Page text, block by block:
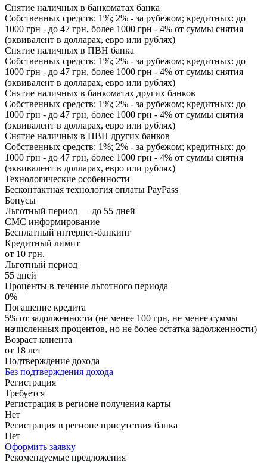
Снятие наличных в банкоматах банка
Собственных средств: 1%; 2% - за рубежом; кредитных: до
1000 грн - до 47 грн, более 1000 грн - 4% от суммы снятия
(эквивалент в долларах, евро или рублях)
Снятие наличных в ПВН банка
Собственных средств: 1%; 2% - за рубежом; кредитных: до
1000 грн - до 47 грн, более 1000 грн - 4% от суммы снятия
(эквивалент в долларах, евро или рублях)
Снятие наличных в банкоматах других банков
Собственных средств: 1%; 2% - за рубежом; кредитных: до
1000 грн - до 47 грн, более 1000 грн - 4% от суммы снятия
(эквивалент в долларах, евро или рублях)
Снятие наличных в ПВН других банков
Собственных средств: 1%; 2% - за рубежом; кредитных: до
1000 грн - до 47 грн, более 1000 грн - 4% от суммы снятия
(эквивалент в долларах, евро или рублях)
Технологические особенности
Бесконтактная технология оплаты PayPass
Бонусы
Льготный период — до 55 дней
СМС информирование
Бесплатный интернет-банкинг
Кредитный лимит
от 10 грн.
Льготный период
55 дней
Проценты в течение льготного периода
0%
Погашение кредита
5% от задолженности (не менее 100 грн, не менее суммы
начисленных процентов, но не более остатка задолженности)
Возраст клиента
от 18 лет
Подтверждение дохода
Без подтверждения дохода
Регистрация
Требуется
Регистрация в регионе получения карты
Нет
Регистрация в регионе присутствия банка
Нет
Оформить заявку
Рекомендуемые предложения